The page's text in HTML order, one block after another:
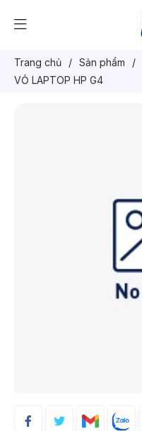
Trang chủ / Sản phẩm /
VỎ LAPTOP HP G4